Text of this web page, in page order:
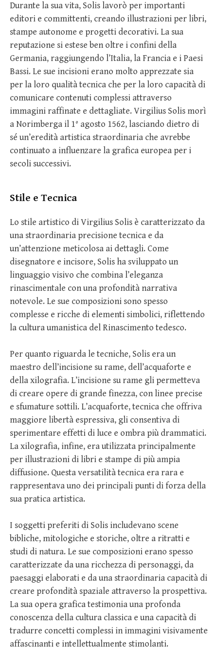
Durante la sua vita, Solis lavorò per importanti
editori e committenti, creando illustrazioni per libri,
stampe autonome e progetti decorativi. La sua
reputazione si estese ben oltre i confini della
Germania, raggiungendo l’Italia, la Francia e i Paesi
Bassi. Le sue incisioni erano molto apprezzate sia
per la loro qualità tecnica che per la loro capacità di
comunicare contenuti complessi attraverso
immagini raffinate e dettagliate. Virgilius Solis morì
a Norimberga il 1° agosto 1562, lasciando dietro di
sé un’eredità artistica straordinaria che avrebbe
continuato a influenzare la grafica europea per i
secoli successivi.
Stile e Tecnica
Lo stile artistico di Virgilius Solis è caratterizzato da
una straordinaria precisione tecnica e da
un’attenzione meticolosa ai dettagli. Come
disegnatore e incisore, Solis ha sviluppato un
linguaggio visivo che combina l’eleganza
rinascimentale con una profondità narrativa
notevole. Le sue composizioni sono spesso
complesse e ricche di elementi simbolici, riflettendo
la cultura umanistica del Rinascimento tedesco.
Per quanto riguarda le tecniche, Solis era un
maestro dell’incisione su rame, dell’acquaforte e
della xilografia. L’incisione su rame gli permetteva
di creare opere di grande finezza, con linee precise
e sfumature sottili. L’acquaforte, tecnica che offriva
maggiore libertà espressiva, gli consentiva di
sperimentare effetti di luce e ombra più drammatici.
La xilografia, infine, era utilizzata principalmente
per illustrazioni di libri e stampe di più ampia
diffusione. Questa versatilità tecnica era rara e
rappresentava uno dei principali punti di forza della
sua pratica artistica.
I soggetti preferiti di Solis includevano scene
bibliche, mitologiche e storiche, oltre a ritratti e
studi di natura. Le sue composizioni erano spesso
caratterizzate da una ricchezza di personaggi, da
paesaggi elaborati e da una straordinaria capacità di
creare profondità spaziale attraverso la prospettiva.
La sua opera grafica testimonia una profonda
conoscenza della cultura classica e una capacità di
tradurre concetti complessi in immagini visivamente
affascinanti e intellettualmente stimolanti.